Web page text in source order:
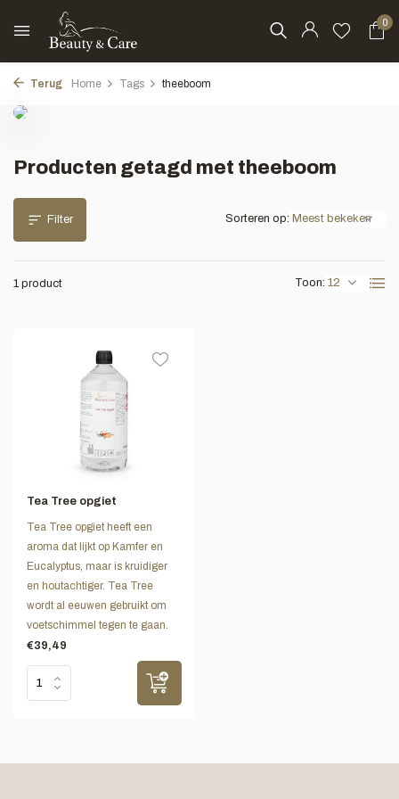
0
Terug Home Tags theeboom
Producten getagd met theeboom
Filter
1 product Toon:
Sorteren op:
Tea Tree opgiet
Tea Tree opgiet heeft een
aroma dat lijkt op Kamfer en
Eucalyptus, maar is kruidiger
en houtachtiger. Tea Tree
wordt al eeuwen gebruikt om
voetschimmel tegen te gaan.
€39,49